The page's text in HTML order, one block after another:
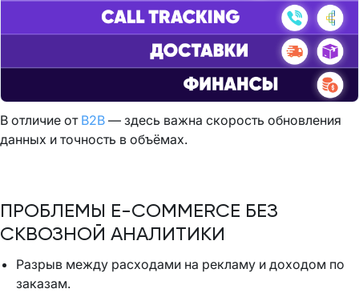
В отличие отB2B — здесь важна скорость обновления
данных и точность в объёмах.
ПРОБЛЕМЫ E-COMMERCE БЕЗ
СКВОЗНОЙ АНАЛИТИКИ
Разрыв между расходами на рекламу и доходом по
заказам.